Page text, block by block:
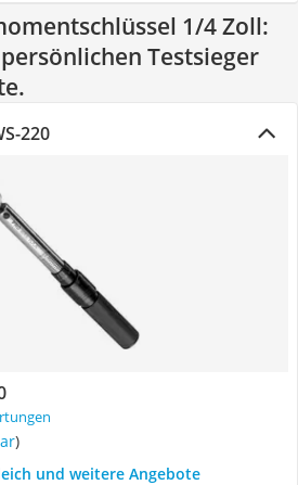
1/4 Zoll:
Testsieger
220
)
und weitere Angebote